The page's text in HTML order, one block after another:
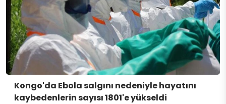
Kongo'da Ebola salgını nedeniyle hayatını
kaybedenlerin sayısı 1801'e yükseldi